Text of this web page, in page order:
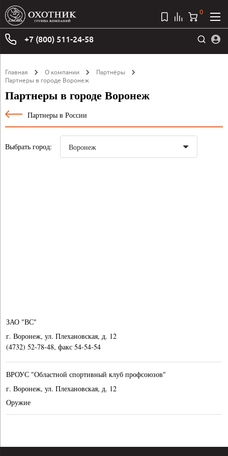
+7 (800) 511-24-58
0
Главная О компании
Партнёры
Партнеры в городе Воронеж
Партнеры в городе Воронеж
Партнеры в России
Выбрать город:
ЗАО "ВС"
г. Воронеж, ул. Плехановская, д. 12
(4732) 52-78-48, факс 54-54-54
ВРОУС "Областной спортивный клуб профсоюзов"
г. Воронеж, ул. Плехановская, д. 12
Оружие